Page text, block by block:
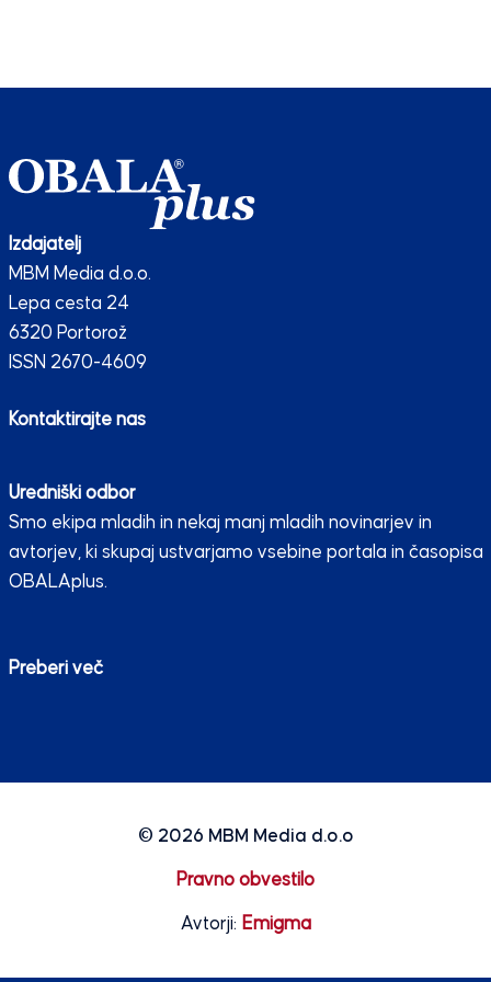
Izdajatelj
MBM Media d.o.o.
Lepa cesta 24
6320 Portorož
ISSN 2670-4609
Kontaktirajte nas
Uredniški odbor
Smo ekipa mladih in nekaj manj mladih novinarjev in
avtorjev, ki skupaj ustvarjamo vsebine portala in časopisa
OBALAplus.
Preberi več
© 2026 MBM Media d.o.o
Pravno obvestilo
Avtorji: Emigma